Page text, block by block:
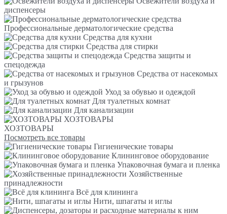
диспенсеры
Профессиональные дерматологические средства
Средства для кухни
Средства для стирки
Средства защиты и
спецодежда
Средства от насекомых
и грызунов
Уход за обувью и одеждой
Для туалетных комнат
Для канализации
ХОЗТОВАРЫ
ХОЗТОВАРЫ
Посмотреть все товары
Гигиенические товары
Клининговое оборудование
Упаковочная бумага и пленка
Хозяйственные
принадлежности
Всё для клининга
Нити, шпагаты и иглы